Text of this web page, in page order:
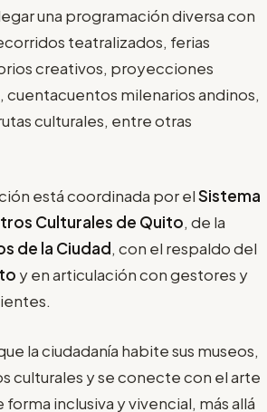
una programación diversa con
teatralizados, ferias
creativos, proyecciones
milenarios andinos,
culturales, entre otras
está coordinada por elSistema
Culturales de Quito, de la
de la Ciudad, con el respaldo del
y en articulación con gestores y
la ciudadanía habite sus museos,
culturales y se conecte con el arte
inclusiva y vivencial, más allá